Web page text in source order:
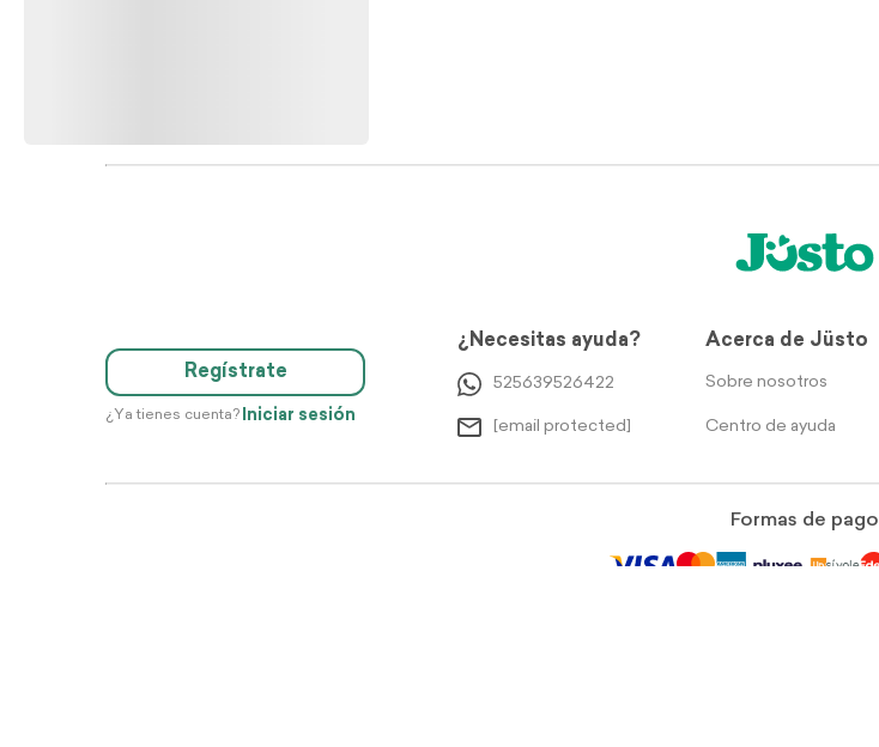
Regístrate
¿Ya tienes cuenta? Iniciar sesión
¿Necesitas ayuda?
525639526422
[email protected]
Acerca de Jüsto
Sobre nosotros
Centro de ayuda
Formas de pago